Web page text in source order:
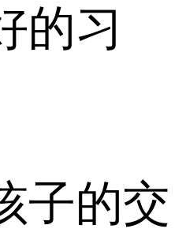
的习
子的交